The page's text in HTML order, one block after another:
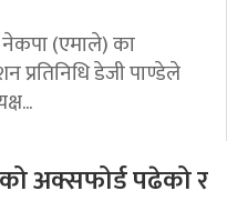
(एमाले) का
प्रतिनिधि डेजी पाण्डेले
अक्सफोर्ड पढेको र